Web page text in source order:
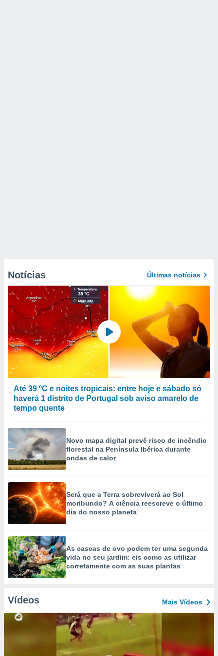
Notícias Últimas notícias
Até 39 ºC e noites tropicais: entre hoje e sábado só
haverá 1 distrito de Portugal sob aviso amarelo de
tempo quente
Novo mapa digital prevê risco de incêndio
florestal na Península Ibérica durante
ondas de calor
Será que a Terra sobreviverá ao Sol
moribundo? A ciência reescreve o último
dia do nosso planeta
As cascas de ovo podem ter uma segunda
vida no seu jardim: eis como as utilizar
corretamente com as suas plantas
Vídeos Mais Vídeos